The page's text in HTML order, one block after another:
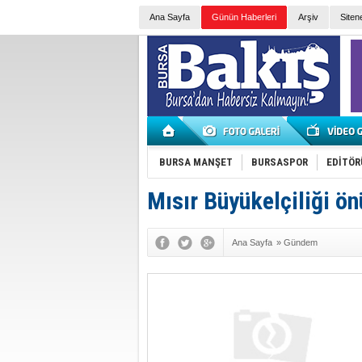
Ana Sayfa Günün Haberleri Arşiv
BURSA MANŞET BURSASPOR
Mısır Büyükelçiliği
Ana Sayfa » Gündem